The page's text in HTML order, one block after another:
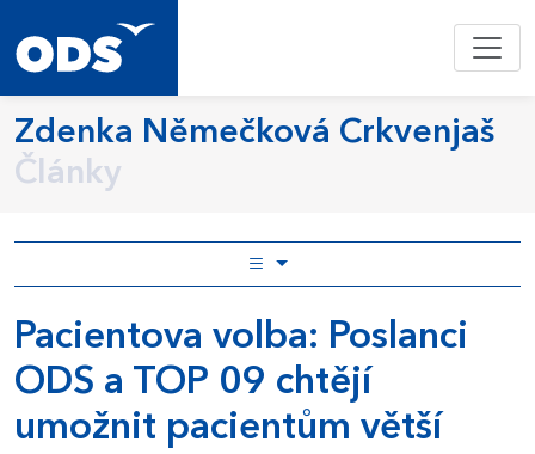
Zdenka Němečková Crkvenjaš
Články
Pacientova volba: Poslanci
ODS a TOP 09 chtějí
umožnit pacientům větší